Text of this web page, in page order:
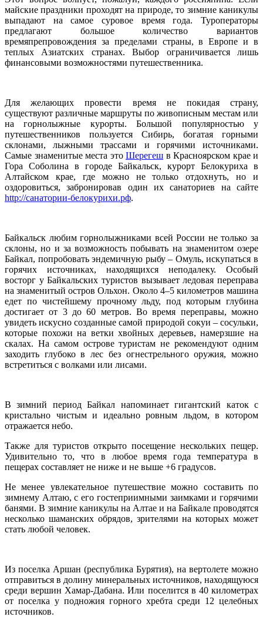
майские праздники проходят на природе, то зимние каникулы
выпадают на самое суровое время года. Туроператоры
предлагают большое количество вариантов
времяпрепровождения за пределами страны, в Европе и в
теплых Азиатских странах. Выбор ограничивается лишь
финансовыми возможностями путешественника.
Для желающих провести время не покидая страну,
существуют различные маршруты по живописным местам или
на горнолыжные курорты. Большой популярностью у
путешественников пользуется Сибирь, богатая горными
склонами, лыжными трассами и горячими источниками.
Самые знаменитые места это Шерегеш в Красноярском крае и
Гора Соболина в городе Байкальск, курорт Белокуриха в
Алтайском крае, где можно не только отдохнуть, но и
оздоровиться, забронировав один их санаториев на сайте
http://санатории-белокурихи.рф.
Байкальск любим горнолыжниками всей России не только за
склоны, но и за возможность побывать на знаменитом озере
Байкал, попробовать эндемичную рыбу – Омуль, искупаться в
горячих источниках, находящихся неподалеку. Особый
восторг у Байкальских туристов вызывает ледовая переправа
на знаменитый остров Ольхон. Около 4–5 километров машина
едет по чистейшему прочному льду, под которым глубина
достигает от 3 до 60 метров. Во время переправы, можно
увидеть искусно созданные самой природой сокуи – сосульки,
которые похожи на ветки хвойных деревьев, намерзшие на
скалах. На самом острове туристам не рекомендуют одним
заходить глубоко в лес без огнестрельного оружия, можно
встретиться с волками или лисами.
В зимний период Байкал напоминает гигантский каток с
кристально чистым и идеально ровным льдом, в котором
отражается небо.
Также для туристов открыто посещение нескольких пещер.
Удивительно то, что в любое время года температура в
пещерах составляет не ниже и не выше +6 градусов.
Не менее увлекательное путешествие можно составить по
зимнему Алтаю, с его гостеприимными заимками и горячими
банями. В зимние каникулы на Алтае и на Байкале проводятся
несколько шаманских обрядов, зрителями на которых может
стать любой человек.
Из поселка Аршан (республика Бурятия), на вертолете можно
отправиться в долину минеральных источников, находящуюся
среди вершин Хамар-Дабана. Или поселится в 40 километрах
от поселка у подножия горного хребта среди 12 целебных
источников.